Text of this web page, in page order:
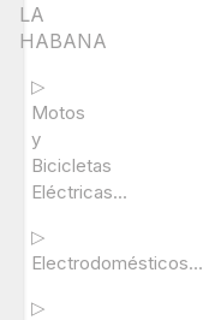
LA
HABANA
▷
Motos
y
Bicicletas
Eléctricas...
▷
Electrodomésticos...
▷